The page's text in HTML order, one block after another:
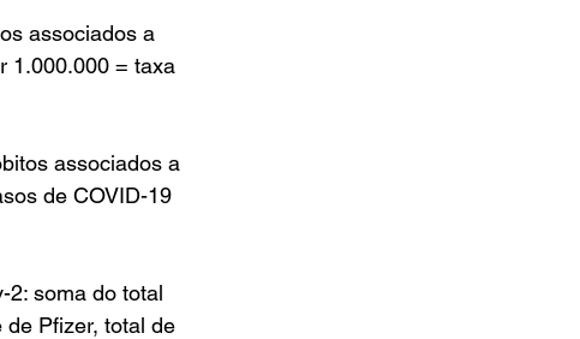
associados a
1.000.000 = taxa
associados a
de COVID-19
2: soma do total
de Pfizer, total de